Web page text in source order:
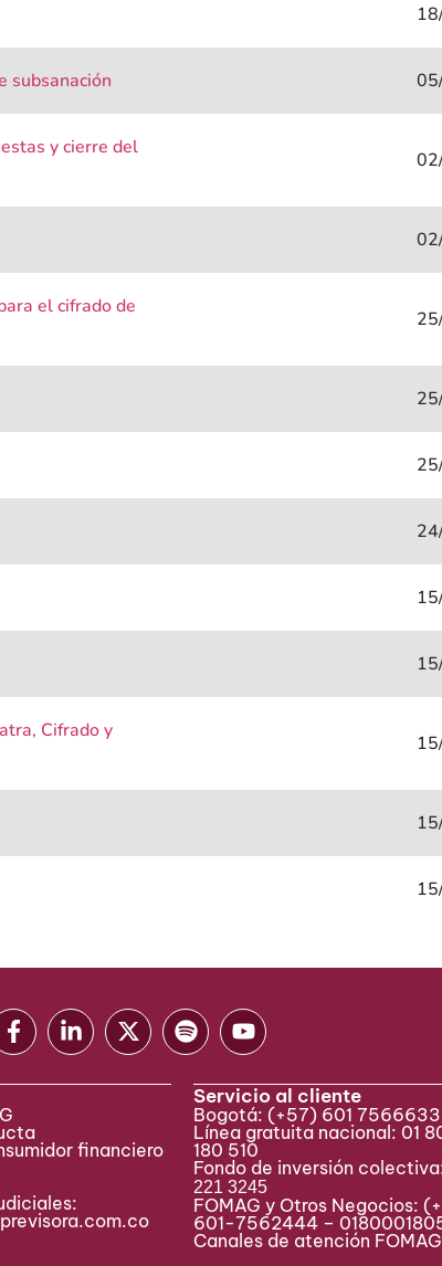
subsanación
y cierre del
el cifrado de
Cifrado y
financiero
Servicio al cliente
Bogotá: (+57) 601 7566633
Línea gratuita nacional: 01
180 510
Fondo de inversión
221 3245
FOMAG y Otros Negocios:
601-7562444 –
Canales de atención FOMAG